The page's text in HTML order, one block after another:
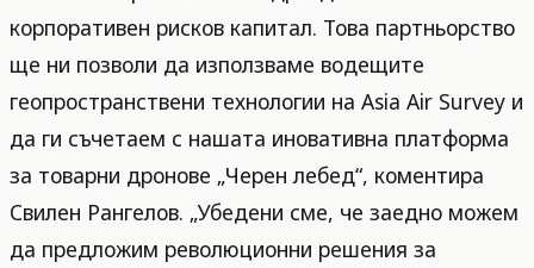
корпоративен рисков капитал. Това партньорство
ще ни позволи да използваме водещите
геопространствени технологии на Asia Air Survey и
да ги съчетаем с нашата иновативна платформа
за товарни дронове „Черен лебед“, коментира
Свилен Рангелов. „Убедени сме, че заедно можем
да предложим революционни решения за